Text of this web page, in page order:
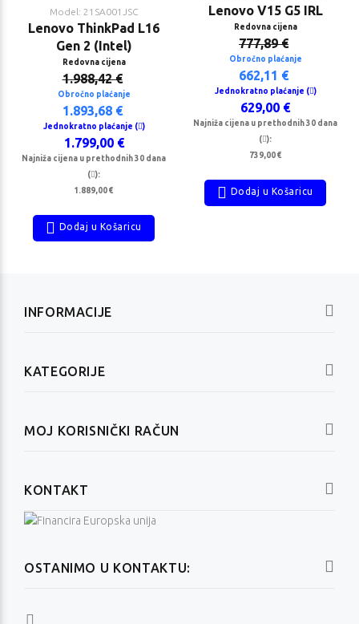
Model: 21SA001JSC
Lenovo ThinkPad L16
Gen 2 (Intel)
Redovna cijena
1.988,42 €
Obročno plaćanje
1.893,68 €
Jednokratno plaćanje ( )
1.799,00 €
Najniža cijena u prethodnih 30 dana
( ):
1.889,00 €
Dodaj u Košaricu
Lenovo V15 G5 IRL
Redovna cijena
777,89 €
Obročno plaćanje
662,11 €
Jednokratno plaćanje ( )
629,00 €
Najniža cijena u prethodnih 30 dana
( ):
739,00 €
Dodaj u Košaricu
OSTANIMO U KONTAKTU:
INFORMACIJE
KATEGORIJE
MOJ KORISNIČKI RAČUN
KONTAKT